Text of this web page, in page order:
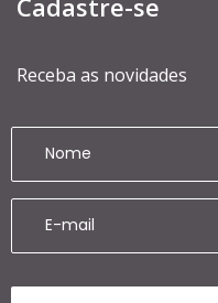
Receba as novidades